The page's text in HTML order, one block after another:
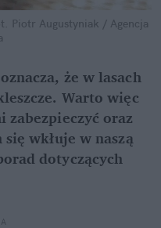
Piotr Augustyniak / Agencja
że w lasach
Warto więc
oraz
wkłuje w naszą
dotyczących